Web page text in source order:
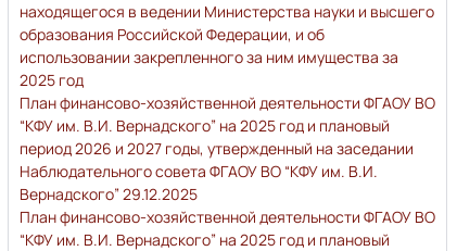
находящегося в ведении Министерства науки и высшего
образования Российской Федерации, и об
использовании закрепленного за ним имущества за
2025 год
План финансово-хозяйственной деятельности ФГАОУ ВО
“КФУ им. В.И. Вернадского” на 2025 год и плановый
период 2026 и 2027 годы, утвержденный на заседании
Наблюдательного совета ФГАОУ ВО “КФУ им. В.И.
Вернадского” 29.12.2025
План финансово-хозяйственной деятельности ФГАОУ ВО
“КФУ им. В.И. Вернадского” на 2025 год и плановый